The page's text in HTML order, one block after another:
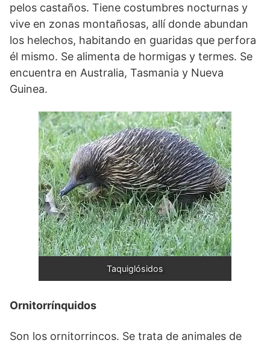
pelos castaños. Tiene costumbres nocturnas y
vive en zonas montañosas, allí donde abundan
los helechos, habitando en guaridas que perfora
él mismo. Se alimenta de hormigas y termes. Se
encuentra en Australia, Tasmania y Nueva
Guinea.
Taquiglósidos
Ornitorrínquidos
Son los ornitorrincos. Se trata de animales de